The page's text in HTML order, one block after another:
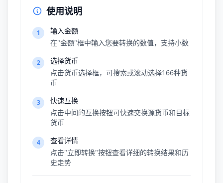
使用说明
1
输入金额
在"金额"框中输入您要转换的数值，支持小数
2
选择货币
点击货币选择框，可搜索或滚动选择166种货
币
3
快速互换
点击中间的互换按钮可快速交换源货币和目标
货币
4
查看详情
点击"立即转换"按钮查看详细的转换结果和历
史走势